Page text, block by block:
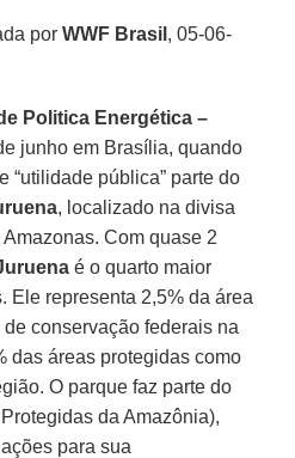
porWWF Brasil , 05-06-
Politica Energética –
junho em Brasília, quando
“utilidade pública” parte do
, localizado na divisa
Com quase 2
é o quarto maior
Ele representa 2,5% da área
conservação federais na
das áreas protegidas como
O parque faz parte do
da Amazônia),
para sua